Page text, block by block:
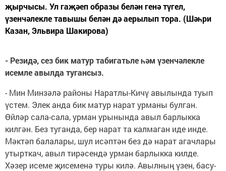
җырчысы. Ул гаҗәеп образы белән генә түгел,
үзенчәлекле тавышы белән дә аерылып тора. (Шәһри
Казан, Эльвира Шакирова)
- Резидә, сез бик матур табигатьле һәм үзенчәлекле
исемле авылда тугансыз.
- Мин Минзәлә районы Наратлы-Кичү авылында туып
үстем. Элек анда бик матур нарат урманы булган.
Өйләр сала-сала, урман урынында авыл барлыкка
килгән. Без туганда, бер нарат та калмаган иде инде.
Мәктәп балалары, шул исәптән без дә нарат агачлары
утырткач, авыл тирәсендә урман барлыкка килде.
Хәзер исеме җисеменә туры килә. Авылның үзен, басу-